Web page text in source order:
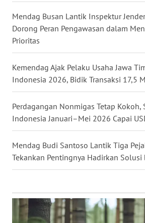
Mendag Busan Lantik Inspektur
Dorong Peran Pengawasan dalam
Prioritas
Kemendag Ajak Pelaku Usaha Jawa
Indonesia 2026, Bidik Transaksi 17,5
Perdagangan Nonmigas Tetap Kokoh,
Indonesia Januari–Mei 2026 Capai
Mendag Budi Santoso Lantik Tiga
Tekankan Pentingnya Hadirkan Solusi
KALTENG
WN
KALTARA
WN
KALSEL
WN
KALTIM
WN
WN
GORONTALO